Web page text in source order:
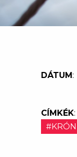
DÁTUM:
CÍMKÉK: